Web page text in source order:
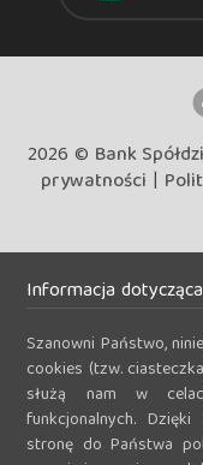
2026 © Bank
prywatności |
Informacja
Szanowni Państwo,
cookies (tzw.
służą nam w
funkcjonalnych.
stronę do Państwa